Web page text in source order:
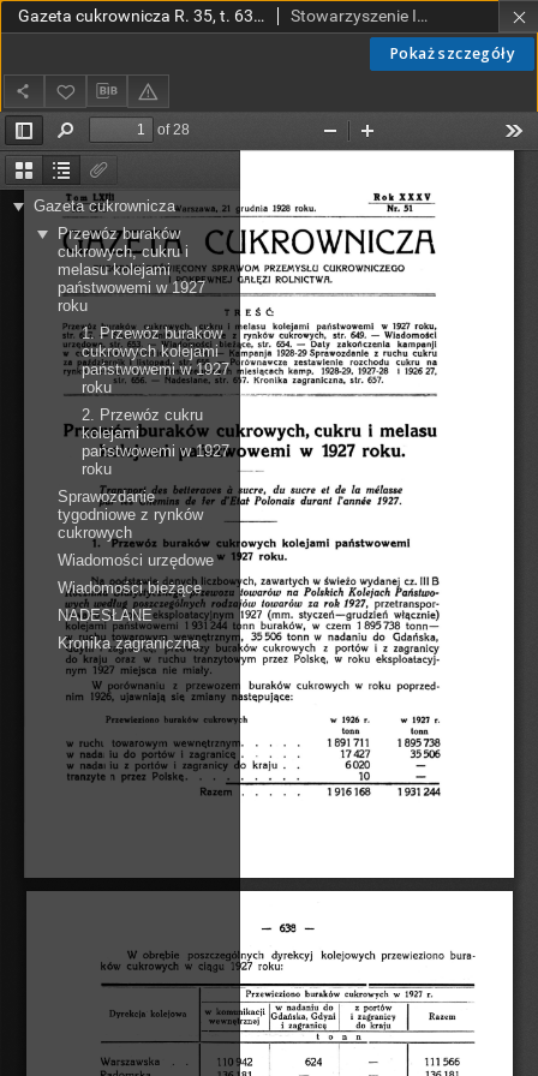
Pokaż szczegóły
Gazeta cukrownicza R. 35, t. 63 nr 51 (1928) Stowarzyszenie Inżynierów i Techników Przemysłu Rolnego i Spożywczego.